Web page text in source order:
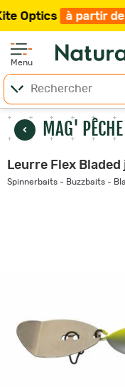
à partir de 219€ /
Menu
MAG' PÊCHE
Leurre Flex
Spinnerbaits - Buzzbaits -